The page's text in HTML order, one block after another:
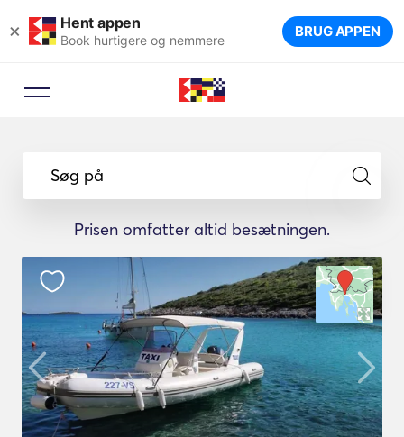
× Hent appen
Book hurtigere og nemmere BRUG APPEN
Søg på
Prisen omfatter altid besætningen.